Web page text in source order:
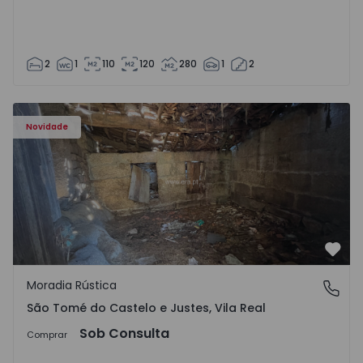
2 1 110 120 280 1 2
Novidade
Moradia Vila Real, São Tomé do Castelo e Justes -
São Tomé do Castelo e Justes, Vila Real
Moradia Rústica
São Tomé do Castelo e Justes, Vila Real
Comprar Sob Consulta